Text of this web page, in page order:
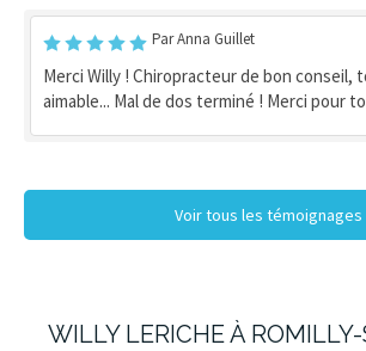
Par Anna Guillet
Merci Willy ! Chiropracteur de bon conseil,
aimable... Mal de dos terminé ! Merci pour
Voir tous les témoignages
WILLY LERICHE À